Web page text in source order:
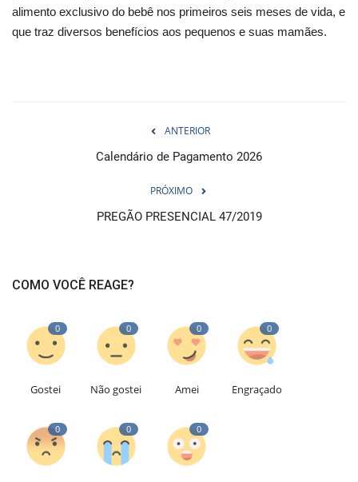
alimento exclusivo do bebê nos primeiros seis meses de vida, e
que traz diversos benefícios aos pequenos e suas mamães.
ANTERIOR
Calendário de Pagamento 2026
PRÓXIMO
PREGÃO PRESENCIAL 47/2019
COMO VOCÊ REAGE?
0
Gostei
0
Não gostei
0
Amei
0
Engraçado
0 0 0